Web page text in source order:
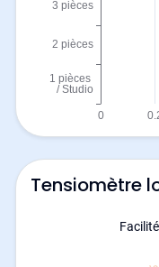
Tensiomètre